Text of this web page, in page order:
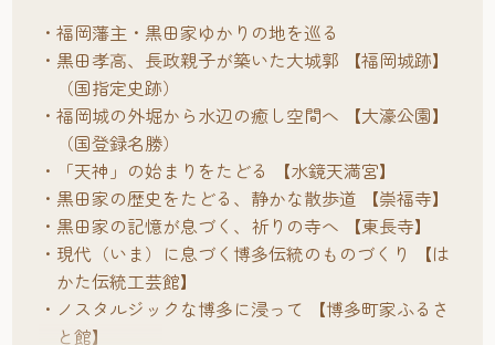
福岡藩主・黒田家ゆかりの地を巡る
黒田孝高、長政親子が築いた大城郭 【福岡城跡】
（国指定史跡）
福岡城の外堀から水辺の癒し空間へ 【大濠公園】
（国登録名勝）
「天神」の始まりをたどる 【水鏡天満宮】
黒田家の歴史をたどる、静かな散歩道 【崇福寺】
黒田家の記憶が息づく、祈りの寺へ 【東長寺】
現代（いま）に息づく博多伝統のものづくり 【は
かた伝統工芸館】
ノスタルジックな博多に浸って 【博多町家ふるさ
と館】